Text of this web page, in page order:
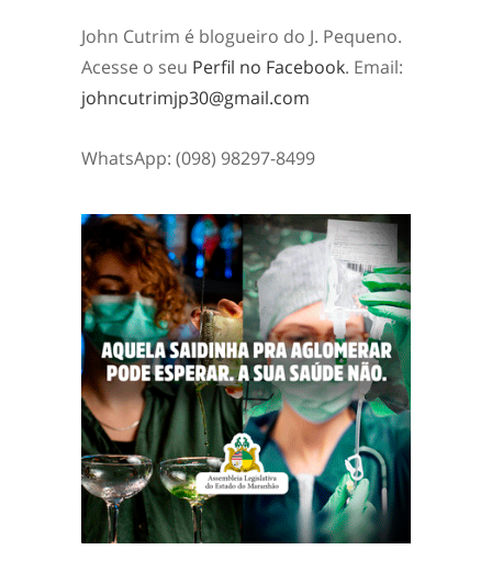
John Cutrim é blogueiro do J. Pequeno.
Acesse o seu Perfil no Facebook. Email:
johncutrimjp30@gmail.com
WhatsApp: (098) 98297-8499